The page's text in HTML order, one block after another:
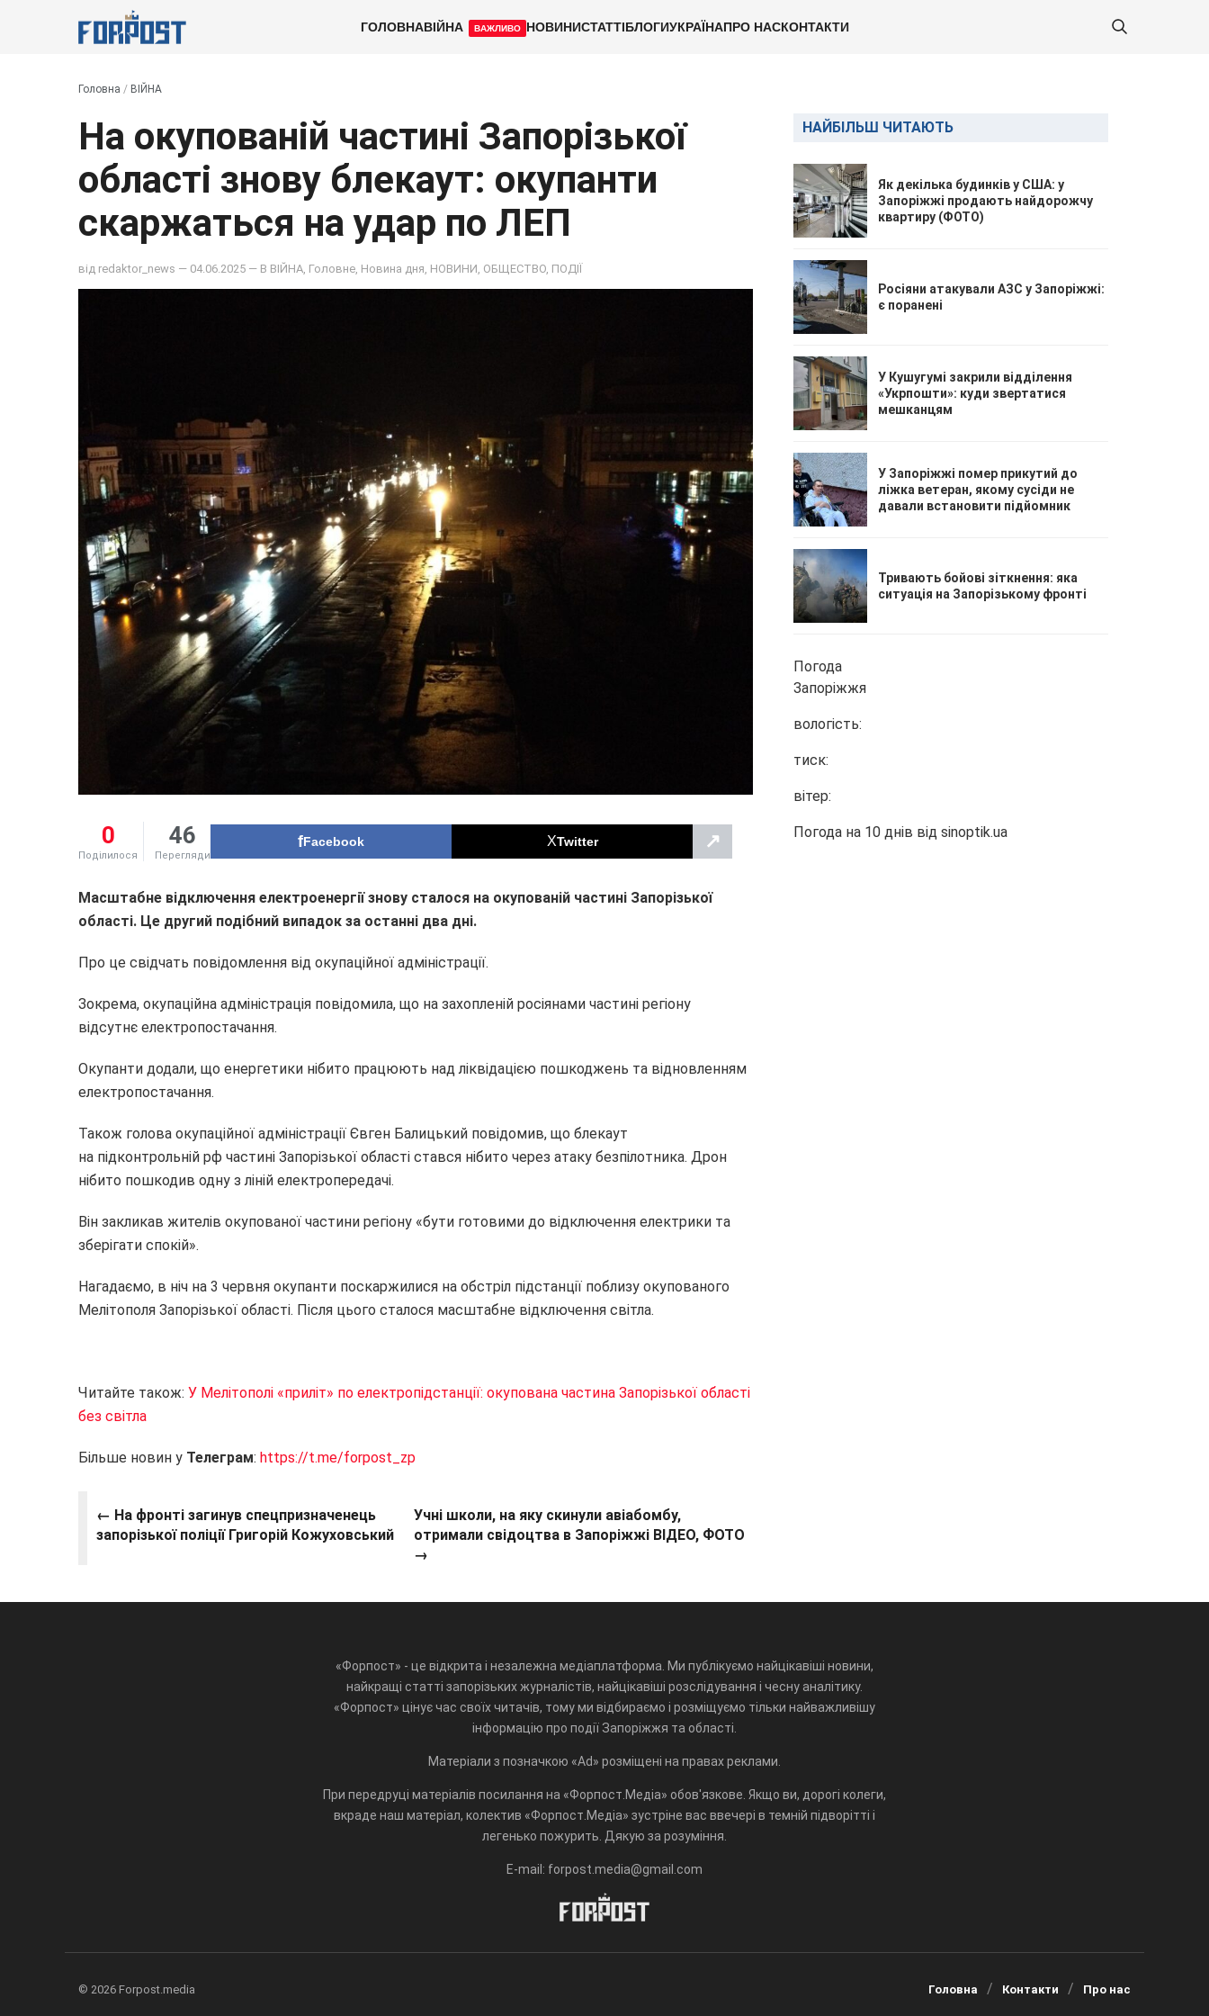
ГОЛОВНАВІЙНА ВАЖЛИВО НОВИНИСТАТТІБЛОГИУКРАЇНАПРО НАСКОНТАКТИ
Головна / ВІЙНА
На окупованій частині Запорізької
області знову блекаут: окупанти
скаржаться на удар по ЛЕП
від redaktor_news — 04.06.2025 — В ВІЙНА Головне Новина дня НОВИНИ ОБЩЕСТВО ПОДІЇ
0
Поділилося
46
Перегляди
Facebook Twitter ↗
Масштабне відключення електроенергії знову сталося на окупованій частині Запорізької
області. Це другий подібний випадок за останні два дні.
Про це свідчать повідомлення від окупаційної адміністрації.
Зокрема, окупаційна адміністрація повідомила, що на захопленій росіянами частині регіону
відсутнє електропостачання.
Окупанти додали, що енергетики нібито працюють над ліквідацією пошкоджень та відновленням
електропостачання.
Також голова окупаційної адміністрації Євген Балицький повідомив, що блекаут
на підконтрольній рф частині Запорізької області стався нібито через атаку безпілотника. Дрон
нібито пошкодив одну з ліній електропередачі.
Він закликав жителів окупованої частини регіону «бути готовими до відключення електрики та
зберігати спокій».
Нагадаємо, в ніч на 3 червня окупанти поскаржилися на обстріл підстанції поблизу окупованого
Мелітополя Запорізької області. Після цього сталося масштабне відключення світла.
Читайте також: У Мелітополі «приліт» по електропідстанції: окупована частина Запорізької області
без світла
Більше новин у Телеграм: https://t.me/forpost_zp
← На фронті загинув спецпризначенець
запорізької поліції Григорій Кожуховський
Учні школи, на яку скинули авіабомбу,
отримали свідоцтва в Запоріжжі ВІДЕО, ФОТО
→
НАЙБІЛЬШ ЧИТАЮТЬ
Як декілька будинків у США: у
Запоріжжі продають найдорожчу
квартиру (ФОТО)
Росіяни атакували АЗС у Запоріжжі:
є поранені
У Кушугумі закрили відділення
«Укрпошти»: куди звертатися
мешканцям
У Запоріжжі помер прикутий до
ліжка ветеран, якому сусіди не
давали встановити підйомник
Тривають бойові зіткнення: яка
ситуація на Запорізькому фронті
Погода
Запоріжжя
вологість:
тиск:
вітер:
Погода на 10 днів від sinoptik.ua
«Форпост» - це відкрита і незалежна медіаплатформа. Ми публікуємо найцікавіші новини,
найкращі статті запорізьких журналістів, найцікавіші розслідування і чесну аналітику.
«Форпост» цінує час своїх читачів, тому ми відбираємо і розміщуємо тільки найважливішу
інформацію про події Запоріжжя та області.
Матеріали з позначкою «Ad» розміщені на правах реклами.
При передруці матеріалів посилання на «Форпост.Медіа» обов'язкове. Якщо ви, дорогі колеги,
вкраде наш матеріал, колектив «Форпост.Медіа» зустріне вас ввечері в темній підворітті і
легенько пожурить. Дякую за розуміння.
E-mail: forpost.media@gmail.com
© 2026 Forpost.media Головна Контакти Про нас